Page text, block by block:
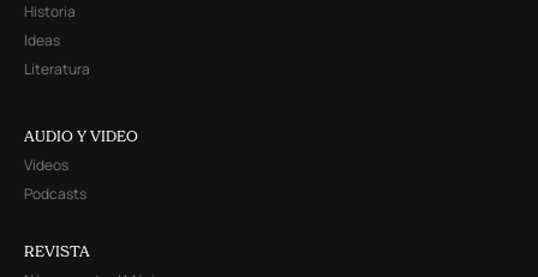
Historia
Ideas
Literatura
AUDIO Y VIDEO
Videos
Podcasts
REVISTA